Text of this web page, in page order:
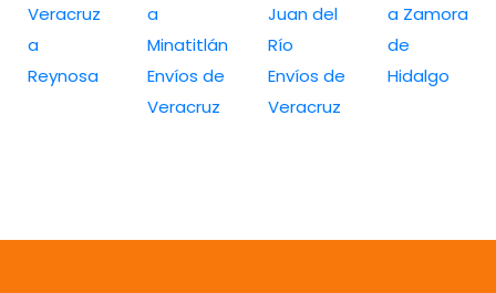
Veracruz
a
Reynosa
a
Minatitlán
Envíos de
Veracruz
Juan del
Río
Envíos de
Veracruz
a Zamora
de
Hidalgo